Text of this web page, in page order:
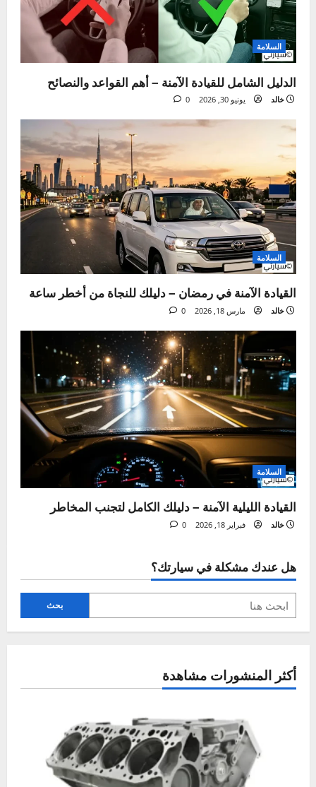
سيارتك وحل مشاكلها بنفسك لتوفير وقتك ومالك.
هدفي هو جعل صيانة السيارات أمراً سهلاً ومفهوماً
للجميع.
زيارة الموقع
Tags: نصائح للتعامل مع الظروف الصعبة
السابق:
تنظيف بلور السيارة – دليل شامل للحصول على رؤية واضحة
دليلك لفحص نظام العادم في الصيف – علامات لا تتجاهلها
مقالة ذات صلة
الدليل الشامل للقيادة الآمنة – أهم القواعد والنصائح
خالد يونيو 30, 2026 0